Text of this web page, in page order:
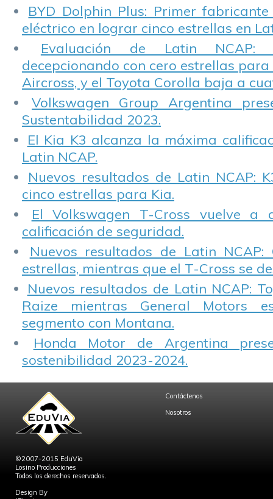
BYD Dolphin Plus: Primer
eléctrico en lograr cinco estrellas en
Evaluación de Latin NCAP:
decepcionando con cero estrellas para
Aircross, y el Toyota Corolla baja a
Volkswagen Group Argentina
Sustentabilidad 2023.
El Kia K3 alcanza la máxima
Latin NCAP.
Nuevos resultados de Latin NCAP:
cinco estrellas para Kia.
El Volkswagen T-Cross vuelve a
calificación de seguridad.
Nuevos resultados de Latin NCAP:
estrellas, mientras que el T-Cross se
Nuevos resultados de Latin NCAP:
Raize mientras General Motors
segmento con Montana.
Honda Motor de Argentina
sostenibilidad 2023-2024.
©2007-2015 EduVia
Losino Producciones
Todos los derechos reservados.
Design By
Contáctenos
Nosotros